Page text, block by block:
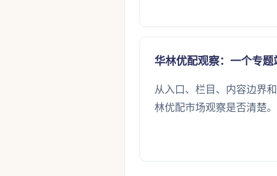
华林优配观察：一个专
从入口、栏目、内容边界
林优配市场观察是否清楚。